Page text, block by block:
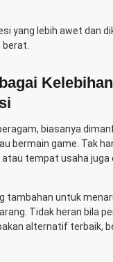
yang lebih awet dan
Kelebihan
biasanya
bermain game. Tak
tempat usaha juga
tambahan untuk
Tidak heran bila
alternatif terbaik,